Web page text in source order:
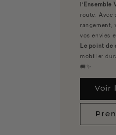
l' Ensemble
route. Avec
rangement,
vos envies
Le point de
mobilier
🚐✨
Voir